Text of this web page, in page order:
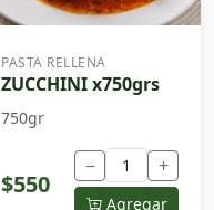
PASTA RELLENA
ZUCCHINI x750grs
750gr
$550
− +
Agregar